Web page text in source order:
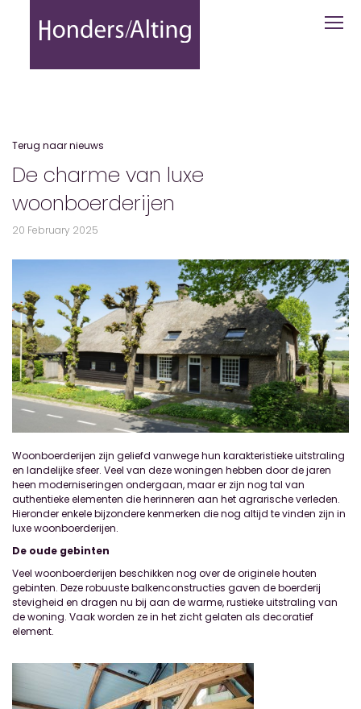
De charme van luxe
Terug naar nieuws
De charme van luxe
woonboerderijen
20 February 2025
Woonboerderijen zijn geliefd vanwege hun karakteristieke uitstraling
en landelijke sfeer. Veel van deze woningen hebben door de jaren
heen moderniseringen ondergaan, maar er zijn nog tal van
authentieke elementen die herinneren aan het agrarische verleden.
Hieronder enkele bijzondere kenmerken die nog altijd te vinden zijn in
luxe woonboerderijen.
De oude gebinten
Veel woonboerderijen beschikken nog over de originele houten
gebinten. Deze robuuste balkenconstructies gaven de boerderij
stevigheid en dragen nu bij aan de warme, rustieke uitstraling van
de woning. Vaak worden ze in het zicht gelaten als decoratief
element.